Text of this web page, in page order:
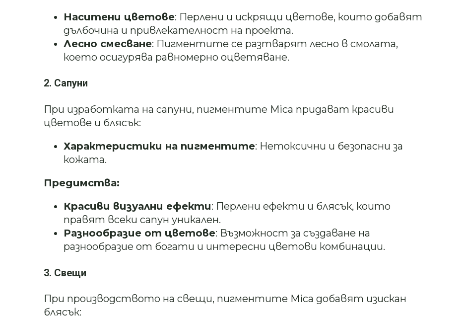
Наситени цветове: Перлени и искрящи цветове, които добавят
дълбочина и привлекателност на проекта.
Лесно смесване: Пигментите се разтварят лесно в смолата,
което осигурява равномерно оцветяване.
2. Сапуни
При изработката на сапуни, пигментите Mica придават красиви
цветове и блясък:
Характеристики на пигментите: Нетоксични и безопасни за
кожата.
Предимства:
Красиви визуални ефекти: Перлени ефекти и блясък, които
правят всеки сапун уникален.
Разнообразие от цветове: Възможност за създаване на
разнообразие от богати и интересни цветови комбинации.
3. Свещи
При производството на свещи, пигментите Mica добавят изискан
блясък: